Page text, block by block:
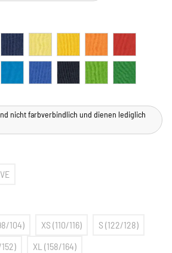
nicht farbverbindlich und dienen lediglich
104) XS (110/116)
S (122/128)
XL (158/164)